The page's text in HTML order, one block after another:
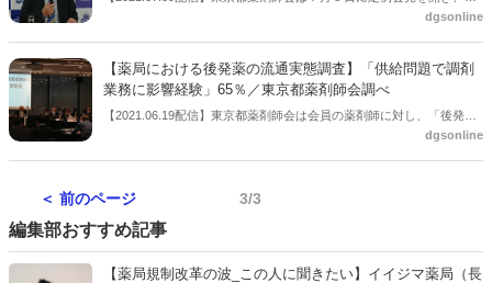
ロナワクチンの保管状況について注意喚起した。同会では東京商工会
進める「東京コロナワクチンチーム」に参画している。東京商工会議
所で冷蔵していた保管冷蔵庫で、温度が上昇する事例が確認されたと
いう。
dgsonline
【薬局における後発薬の流通実態調査】「供給問題で調剤
業務に影響経験」65％／東京都薬剤師会調べ
【2021.06.19配信】東京都薬剤師会は会員の薬剤師に対し、「後発医
薬品に関する流通及び対応状況に関する調査」を実施している。６月
る」との回答は65％あった。
dgsonline
＜ 前のページ 3/3
編集部おすすめ記事
【薬局規制改革の波_この人に聞きたい】イイジマ薬局（長